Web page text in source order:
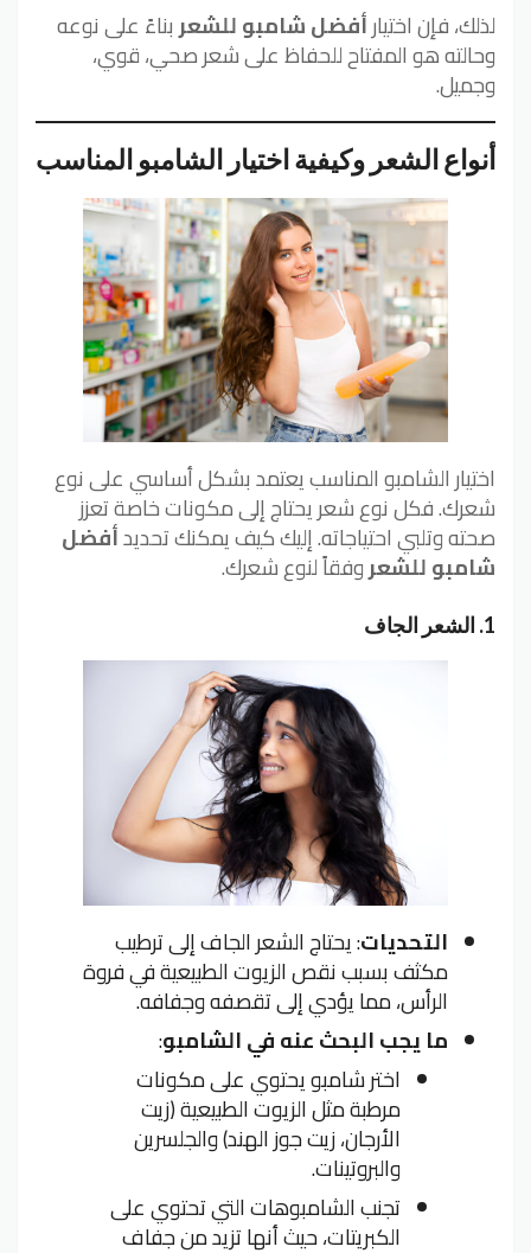
لذلك، فإن اختيارأفضل شامبو للشعربناءً على نوعه
وحالته هو المفتاح للحفاظ على شعر صحي، قوي،
وجميل.
أنواع الشعر وكيفية اختيار الشامبو المناسب
اختيار الشامبو المناسب يعتمد بشكل أساسي على نوع
شعرك. فكل نوع شعر يحتاج إلى مكونات خاصة تعزز
صحته وتلبي احتياجاته. إليك كيف يمكنك تحديدأفضل
شامبو للشعروفقاً لنوع شعرك.
1. الشعر الجاف
التحديات: يحتاج الشعر الجاف إلى ترطيب
مكثف بسبب نقص الزيوت الطبيعية في فروة
الرأس، مما يؤدي إلى تقصفه وجفافه.
ما يجب البحث عنه في الشامبو:
اختر شامبو يحتوي على مكونات
مرطبة مثل الزيوت الطبيعية (زيت
الأرجان، زيت جوز الهند) والجلسرين
والبروتينات.
تجنب الشامبوهات التي تحتوي على
الكبريتات، حيث أنها تزيد من جفاف